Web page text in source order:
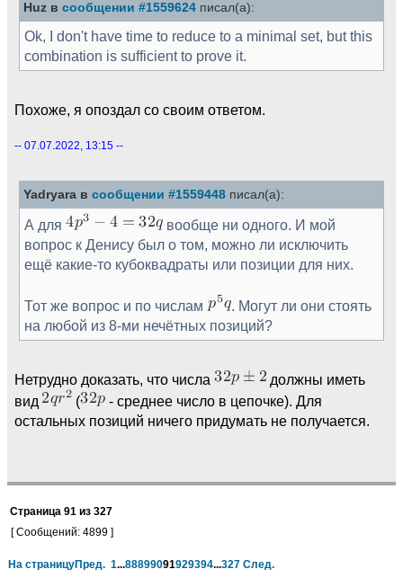
defcondition (x):#Возвращает True, если
остаток является запрещённым
x% **9 ) ** x%
== 2**6) or (x%(2**4 *3**2
if (x%(2**2*3**4) == 2*
(2**3*3**3
forx in range(m +65):
ifcondition(
:
bound>Mbound:
Mbound=bound
bound= 0
bound + = 1
print("M(120) <= ",Mbound)
Huz в сообщении #1559624 писал(а):
Ok, I don't have time to reduce to a minimal set, but this
combination is sufficient to prove it.
Похоже, я опоздал со своим ответом.
-- 07.07.2022, 13:15 --
Yadryara в сообщении #1559448 писал(а):
А для
вообще ни одного. И мой
вопрос к Денису был о том, можно ли исключить
ещё какие-то кубоквадраты или позиции для них.
Тот же вопрос и по числам
. Могут ли они стоять
на любой из 8-ми нечётных позиций?
Нетрудно доказать, что числа
должны иметь
вид
(
- среднее число в цепочке). Для
остальных позиций ничего придумать не получается.
Страница 91 из 327
[ Сообщений: 4899 ]
На страницуПред. 1...88899091929394...327 След.